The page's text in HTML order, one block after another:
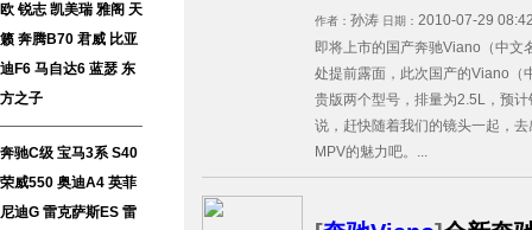
欧 锐志 凯美瑞 雅阁 天
籁 奔腾B70 君威 比亚
迪F6 马自达6 蓝瑟 东
方之子
奔驰C级 宝马3系 S40
荣威550 奥迪A4 英菲
尼迪G 雷克萨斯ES 雷
作者： 孙涛 日期： 2010-07-29
即将上市的国产奔驰Viano（中文
处提前露面，此次国产的Viano（
贵版两个型号，排量为2.5L，预
说，赶快随着我们的镜头一起，
MPV的魅力吧。...